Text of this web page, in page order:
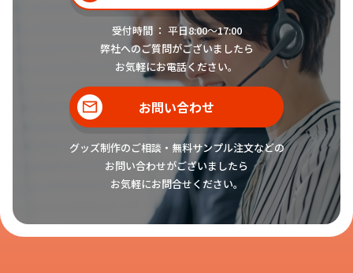
受付時間 ： 平日8:00〜17:00
弊社へのご質問がございましたら
お気軽にお電話ください。
お問い合わせ
グッズ制作のご相談・無料サンプル注文などの
お問い合わせがございましたら
お気軽にお問合せください。